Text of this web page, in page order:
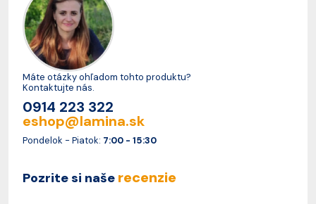
Máte otázky ohľadom tohto produktu?
Kontaktujte nás.
0914 223 322
eshop@lamina.sk
Pondelok - Piatok: 7:00 - 15:30
Pozrite si naše recenzie